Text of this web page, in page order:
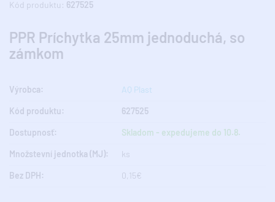
Kód produktu: 627525
PPR Príchytka 25mm jednoduchá, so
zámkom
Výrobca: AQ Plast
Kód produktu: 627525
Dostupnosť: Skladom - expedujeme do 10.8.
Množstevní jednotka (MJ): ks
Bez DPH: 0,15€